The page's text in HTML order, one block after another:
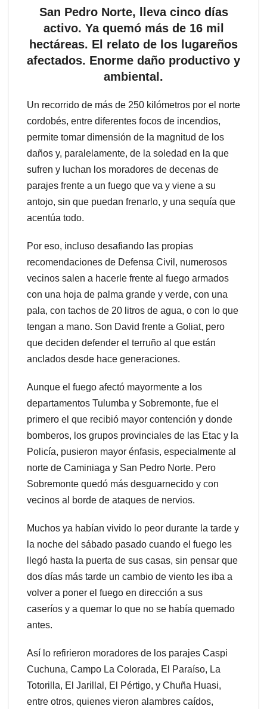
San Pedro Norte, lleva cinco días
activo. Ya quemó más de 16 mil
hectáreas. El relato de los lugareños
afectados. Enorme daño productivo y
ambiental.
Un recorrido de más de 250 kilómetros por el norte
cordobés, entre diferentes focos de incendios,
permite tomar dimensión de la magnitud de los
daños y, paralelamente, de la soledad en la que
sufren y luchan los moradores de decenas de
parajes frente a un fuego que va y viene a su
antojo, sin que puedan frenarlo, y una sequía que
acentúa todo.
Por eso, incluso desafiando las propias
recomendaciones de Defensa Civil, numerosos
vecinos salen a hacerle frente al fuego armados
con una hoja de palma grande y verde, con una
pala, con tachos de 20 litros de agua, o con lo que
tengan a mano. Son David frente a Goliat, pero
que deciden defender el terruño al que están
anclados desde hace generaciones.
Aunque el fuego afectó mayormente a los
departamentos Tulumba y Sobremonte, fue el
primero el que recibió mayor contención y donde
bomberos, los grupos provinciales de las Etac y la
Policía, pusieron mayor énfasis, especialmente al
norte de Caminiaga y San Pedro Norte. Pero
Sobremonte quedó más desguarnecido y con
vecinos al borde de ataques de nervios.
Muchos ya habían vivido lo peor durante la tarde y
la noche del sábado pasado cuando el fuego les
llegó hasta la puerta de sus casas, sin pensar que
dos días más tarde un cambio de viento les iba a
volver a poner el fuego en dirección a sus
caseríos y a quemar lo que no se había quemado
antes.
Así lo refirieron moradores de los parajes Caspi
Cuchuna, Campo La Colorada, El Paraíso, La
Totorilla, El Jarillal, El Pértigo, y Chuña Huasi,
entre otros, quienes vieron alambres caídos,